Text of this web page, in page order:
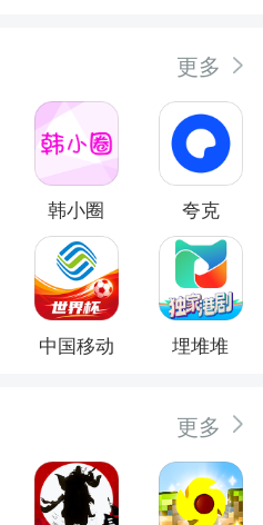
更多
韩小圈 夸克
中国移动 埋堆堆
更多